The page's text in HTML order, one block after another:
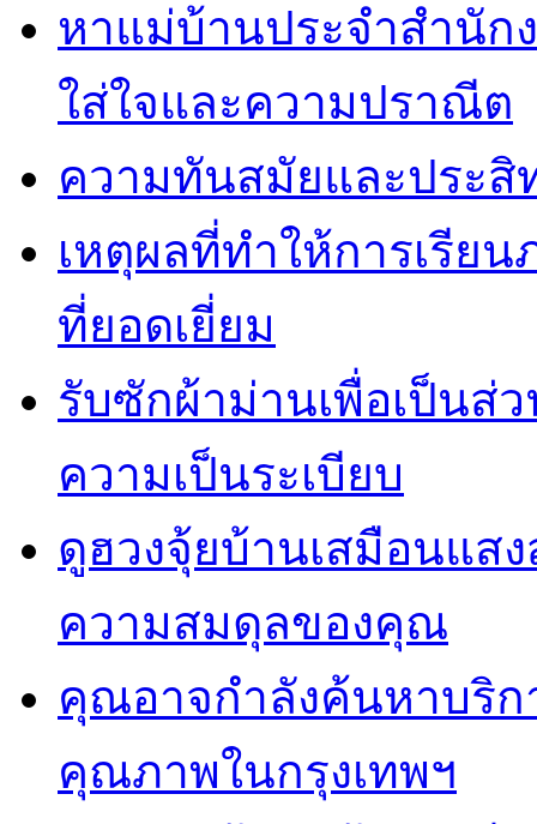
หาแม่บ้านประจำสำนัก
ใส่ใจและความปราณีต
ความทันสมัยและประสิ
เหตุผลที่ทำให้การเรีย
ที่ยอดเยี่ยม
รับซักผ้าม่านเพื่อเป็นส่
ความเป็นระเบียบ
ดูฮวงจุ้ยบ้านเสมือนแส
ความสมดุลของคุณ
คุณอาจกำลังค้นหาบริกา
คุณภาพในกรุงเทพฯ